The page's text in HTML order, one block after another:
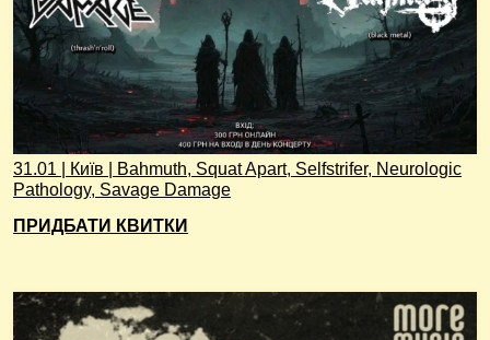
31.01 | Київ | Bahmuth, Squat Apart, Selfstrifer, Neurologic
Pathology, Savage Damage
ПРИДБАТИ КВИТКИ